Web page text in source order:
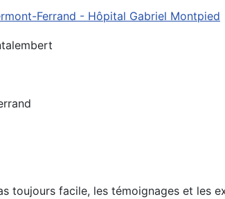
Ferrand - Hôpital Gabriel Montpied
toujours facile, les témoignages et les